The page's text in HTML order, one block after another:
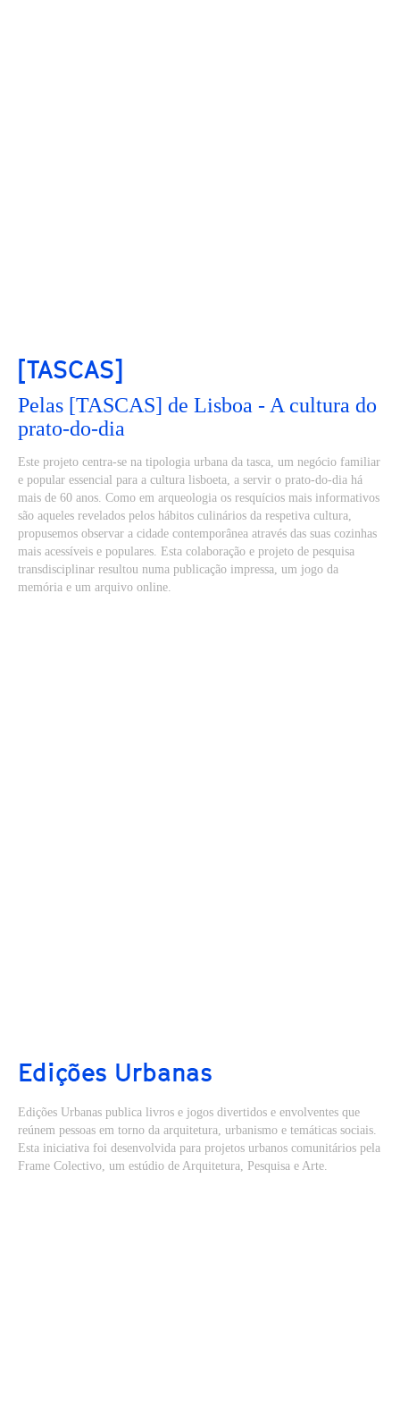
[TASCAS]
Pelas [TASCAS] de Lisboa - A cultura do
prato-do-dia
Este projeto centra-se na tipologia urbana da tasca, um negócio familiar
e popular essencial para a cultura lisboeta, a servir o prato-do-dia há
mais de 60 anos. Como em arqueologia os resquícios mais informativos
são aqueles revelados pelos hábitos culinários da respetiva cultura,
propusemos observar a cidade contemporânea através das suas cozinhas
mais acessíveis e populares. Esta colaboração e projeto de pesquisa
transdisciplinar resultou numa publicação impressa, um jogo da
memória e um arquivo online.
Edições Urbanas
Edições Urbanas publica livros e jogos divertidos e envolventes que
reúnem pessoas em torno da arquitetura, urbanismo e temáticas sociais.
Esta iniciativa foi desenvolvida para projetos urbanos comunitários pela
Frame Colectivo, um estúdio de Arquitetura, Pesquisa e Arte.